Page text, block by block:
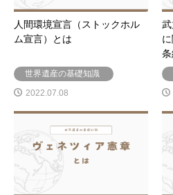
人間環境宣言（ストックホル
ム宣言）とは
世界遺産の基礎知識
2022.07.08